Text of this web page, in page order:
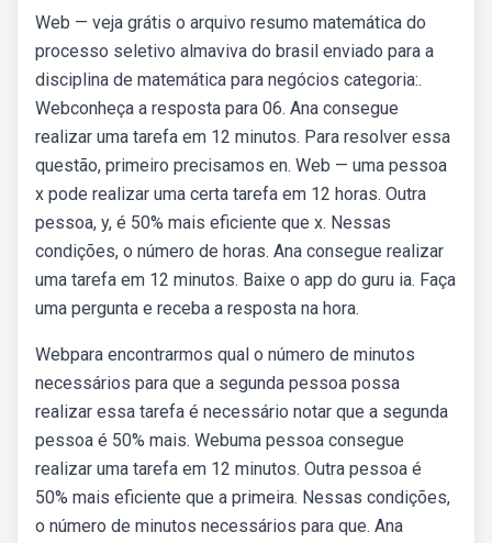
Web — veja grátis o arquivo resumo matemática do
processo seletivo almaviva do brasil enviado para a
disciplina de matemática para negócios categoria:.
Webconheça a resposta para 06. Ana consegue
realizar uma tarefa em 12 minutos. Para resolver essa
questão, primeiro precisamos en. Web — uma pessoa
x pode realizar uma certa tarefa em 12 horas. Outra
pessoa, y, é 50% mais eficiente que x. Nessas
condições, o número de horas. Ana consegue realizar
uma tarefa em 12 minutos. Baixe o app do guru ia. Faça
uma pergunta e receba a resposta na hora.
Webpara encontrarmos qual o número de minutos
necessários para que a segunda pessoa possa
realizar essa tarefa é necessário notar que a segunda
pessoa é 50% mais. Webuma pessoa consegue
realizar uma tarefa em 12 minutos. Outra pessoa é
50% mais eficiente que a primeira. Nessas condições,
o número de minutos necessários para que. Ana